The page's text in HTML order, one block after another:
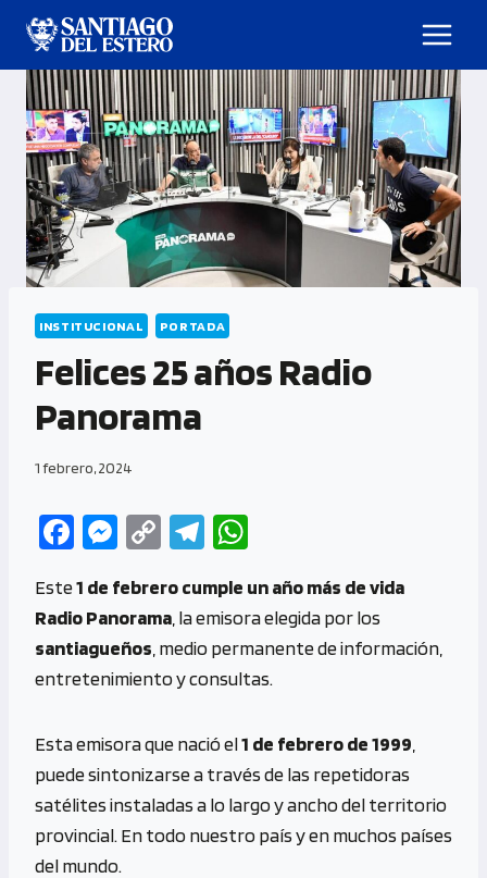
INSTITUCIONAL PORTADA
Felices 25 años Radio
Panorama
1 febrero, 2024
Fa
b
o
o
M
se
n
g
C
py
Li
n
Te
gr
a
m
at
s
A
p
Este1 de febrero cumple un año más de vida
Radio Panorama , la emisora elegida por los
santiagueños , medio permanente de información,
entretenimiento y consultas.
Esta emisora que nació el1 de febrero de 1999
puede sintonizarse a través de las repetidoras
satélites instaladas a lo largo y ancho del territorio
provincial. En todo nuestro país y en muchos países
del mundo.